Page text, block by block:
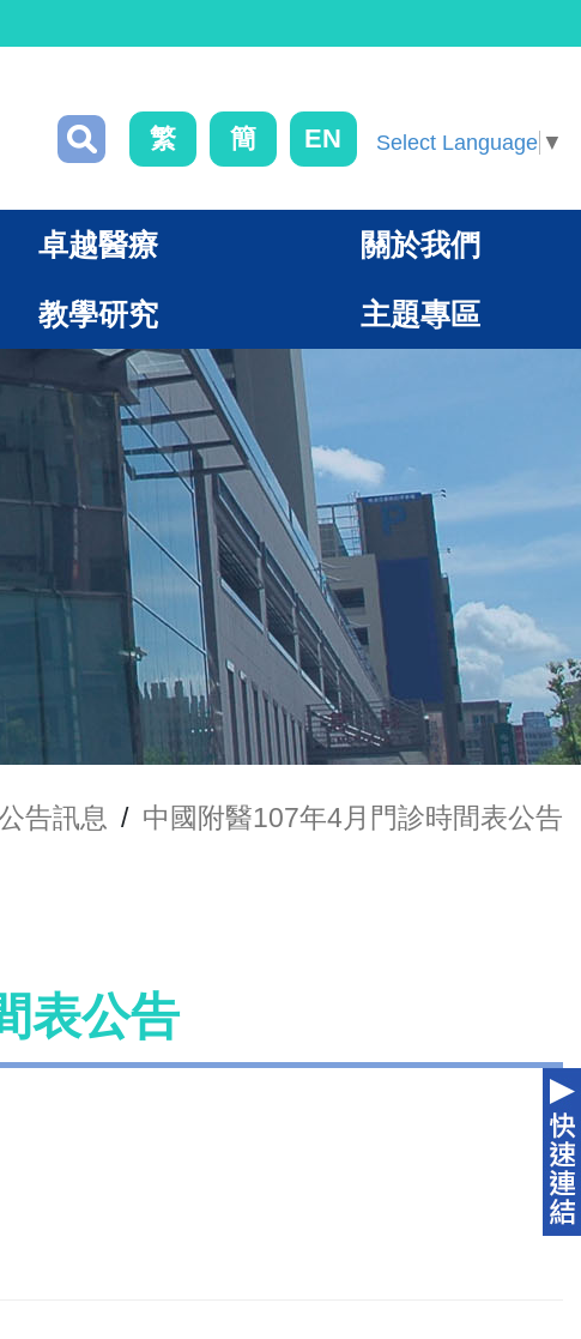
繁 簡 EN Select Language ▼
卓越醫療 關於我們
教學研究 主題專區
告訊息 / 中國附醫107年4月門診時間表公告
表公告